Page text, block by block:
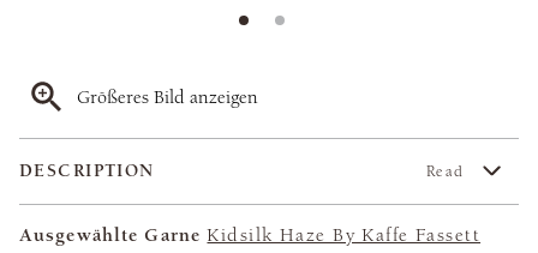
Größeres Bild anzeigen
DESCRIPTION Read
Ausgewählte Garne Kidsilk Haze By Kaffe Fassett